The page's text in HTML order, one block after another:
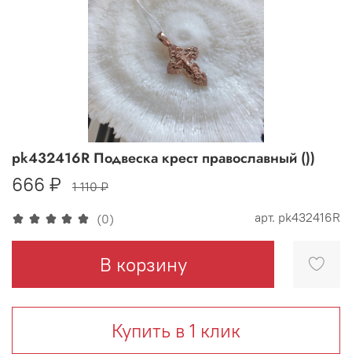
(0) арт. pk432416R
pk432416R Подвеска крест православный ())
666 ₽ 1 110 ₽
В корзину
Купить в 1 клик